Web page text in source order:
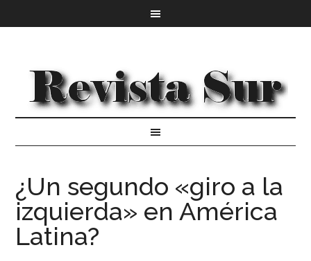
¿Un segundo «giro a la
izquierda» en América
Latina?